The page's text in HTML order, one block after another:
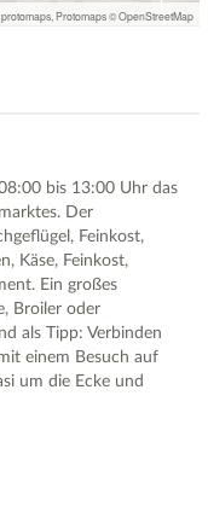
Protomaps©OpenStreetMap
bis 13:00 Uhr das
Der
Feinkost,
Käse, Feinkost,
Ein großes
Broiler oder
als Tipp: Verbinden
einem Besuch auf
um die Ecke und